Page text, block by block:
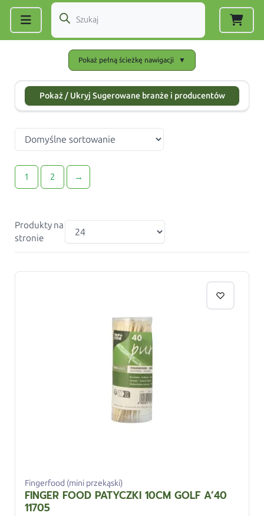
Pokaż pełną ścieżkę nawigacji ▼
Pokaż / Ukryj Sugerowane branże i producentów
1 2 →
Produkty na
stronie
Fingerfood (mini przekąski)
FINGER FOOD PATYCZKI 10CM GOLF A’40
11705